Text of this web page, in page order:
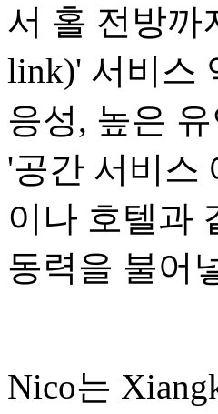
서 홀 전방까
link)' 서비스
응성, 높은
'공간 서비스
이나 호텔과
동력을 불어
Nico는